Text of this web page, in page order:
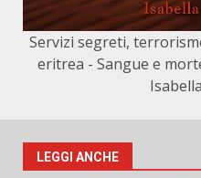
Servizi segreti,
eritrea - Sangue e
LEGGI ANCHE